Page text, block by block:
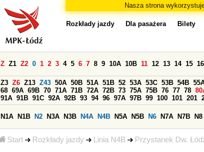
Nasza strona
Start Rozkłady jazdy Linia N4B Przystanek Dw.
Rozkłady jazdy Dla pasażera Bilety
Z Z1 Z2 0 1 2 3 4 5 6 7 8 9 10A 10B 11 12 13 14 15 16
Z3 Z6 Z13 Z43 50A 50B 51A 51B 52 53A 53C 53B 54B
68 69A 69B 70 71A 71B 72A 72B 73 75A 75B 76 77 78
91A 91B 91C 92A 92B 93 94 96 97A 97B 99 100 101 201
N1A N1B N2 N3A N3B N4A N4B N5A N5B N6 N7A N7B N8